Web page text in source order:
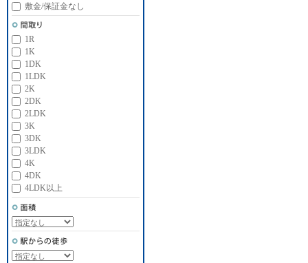
敷金/保証金なし
1R
1K
1DK
1LDK
2K
2DK
2LDK
3K
3DK
3LDK
4K
4DK
4LDK以上